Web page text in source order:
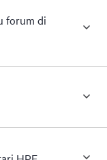
forum di